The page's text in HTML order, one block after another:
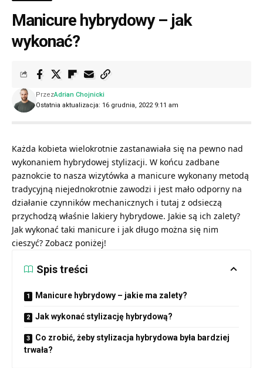
Manicure hybrydowy – jak
wykonać?
Ostatnia aktualizacja: 16 grudnia, 2022 9:11 am
PrzezAdrian Chojnicki
Każda kobieta wielokrotnie zastanawiała się na pewno nad
wykonaniem hybrydowej stylizacji. W końcu zadbane
paznokcie to nasza wizytówka a manicure wykonany metodą
tradycyjną niejednokrotnie zawodzi i jest mało odporny na
działanie czynników mechanicznych i tutaj z odsieczą
przychodzą właśnie lakiery hybrydowe. Jakie są ich zalety?
Jak wykonać taki manicure i jak długo można się nim
cieszyć? Zobacz poniżej!
Spis treści
Manicure hybrydowy – jakie ma zalety?
Jak wykonać stylizację hybrydową?
Co zrobić, żeby stylizacja hybrydowa była bardziej
trwała?